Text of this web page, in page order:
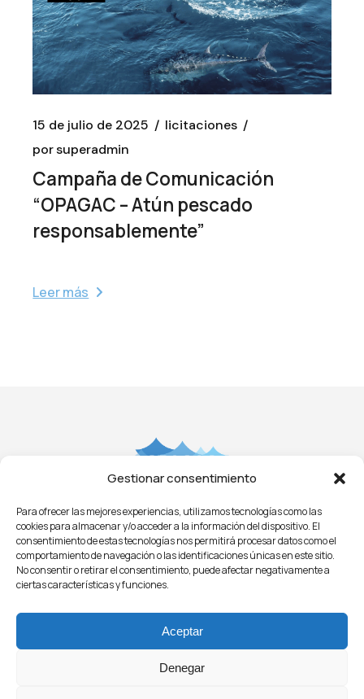
Gestionar consentimiento
Para ofrecer las mejores experiencias, utilizamos tecnologías como las
cookies para almacenar y/o acceder a la información del dispositivo. El
consentimiento de estas tecnologías nos permitirá procesar datos como el
comportamiento de navegación o las identificaciones únicas en este sitio.
No consentir o retirar el consentimiento, puede afectar negativamente a
ciertas características y funciones.
Aceptar
Denegar
15 de julio de 2025
licitaciones
porsuperadmin
Campaña de Comunicación
“OPAGAC – Atún pescado
responsablemente”
Leer más
Aviso LegalPrivacidadCookiesCondiciones
Licitaciones ㅤㅤ Noticias
© 2021 - O.P.A.G.A.C.